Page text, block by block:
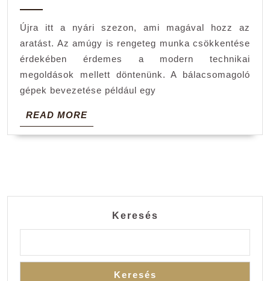
a
bálacsomagoló
Újra itt a nyári szezon, ami magával hozz az
aratást. Az amúgy is rengeteg munka csökkentése
érdekében érdemes a modern technikai
megoldások mellett döntenünk. A bálacsomagoló
gépek bevezetése például egy
READ MOREREAD
MORE
Keresés
Keresés